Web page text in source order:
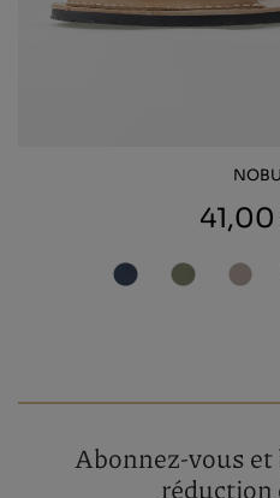
Abonnez-vous
réduction